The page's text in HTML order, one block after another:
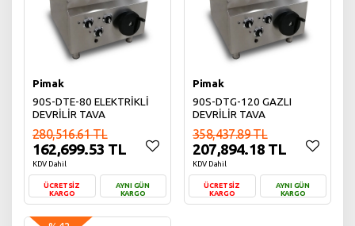
Pimak
90S-DTE-80 ELEKTRİKLİ
DEVRİLİR TAVA
280,516.61 TL
162,699.53 TL
KDV Dahil
ÜCRETSİZ
KARGO
AYNI GÜN
KARGO
Sepete Ekle
Pimak
90S-DTG-120 GAZLI
DEVRİLİR TAVA
358,437.89 TL
207,894.18 TL
KDV Dahil
ÜCRETSİZ
KARGO
AYNI GÜN
KARGO